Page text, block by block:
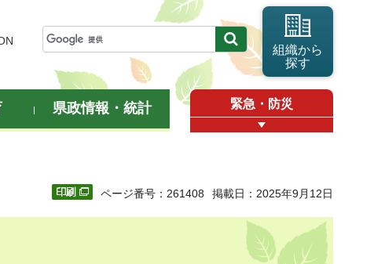
組織から
探す
県政情報・統計 緊急・防災
ページ番号：261408 掲載日：2025年9月12日